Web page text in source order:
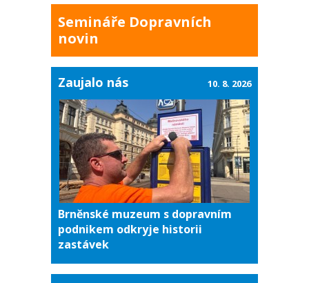
Semináře Dopravních
novin
Zaujalo nás
Brněnské muzeum s dopravním
podnikem odkryje historii
zastávek
10. 8. 2026